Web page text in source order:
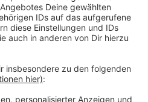
von 10 bis 17 Uhr und der